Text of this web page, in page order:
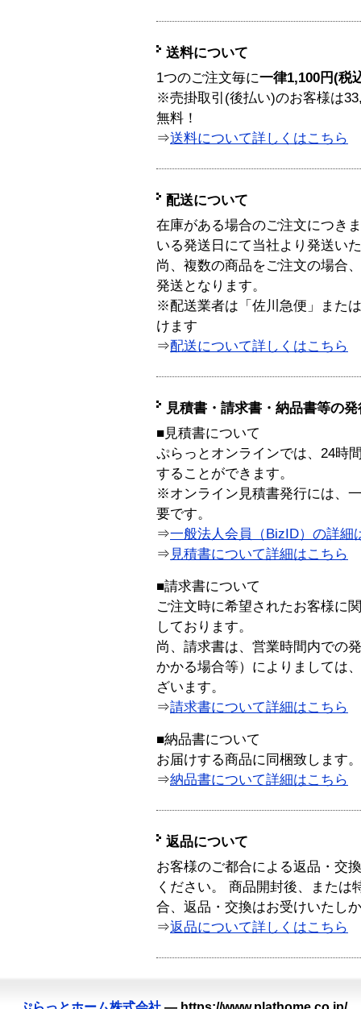
送料について
1つのご注文毎に一律1,100円(税
※売掛取引(後払い)のお客様は
無料！
⇒送料について詳しくはこちら
配送について
在庫がある場合のご注文につき
いる発送日にて当社より発送い
尚、複数の商品をご注文の場合
発送となります。
※配送業者は「佐川急便」また
けます
⇒配送について詳しくはこちら
見積書・請求書・納品書等の
■見積書について
ぷらっとオンラインでは、24時
することができます。
※オンライン見積書発行には、
要です。
⇒一般法人会員（BizID）の詳細
⇒ 見積書について詳細はこちら
■請求書について
ご注文時に希望されたお客様に
しております。
尚、請求書は、営業時間内での
かかる場合等）によりましては
ざいます。
⇒請求書について詳細はこちら
■納品書について
お届けする商品に同梱致します。
⇒納品書について詳細はこちら
返品について
お客様のご都合による返品・交
ください。 商品開封後、または
合、返品・交換はお受けいたし
⇒返品について詳しくはこちら